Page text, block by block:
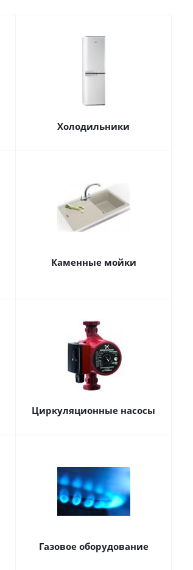
Холодильники
Каменные мойки
Циркуляционные насосы
Газовое оборудование